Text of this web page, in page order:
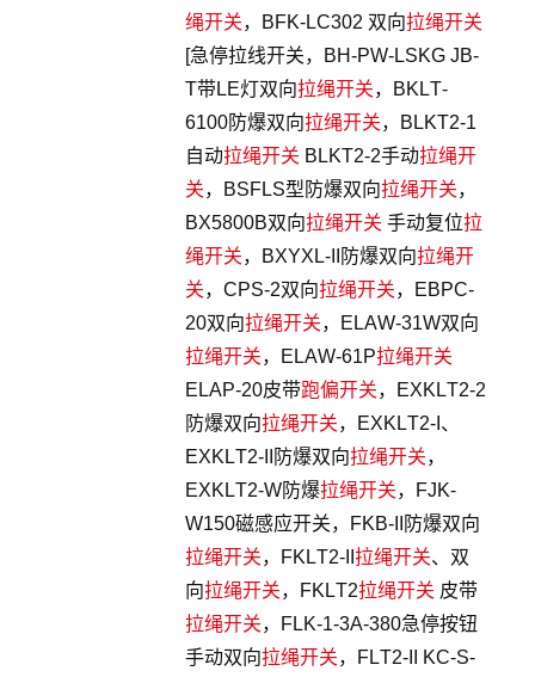
绳开关，BFK-LC302 双向拉绳开关
[急停拉线开关，BH-PW-LSKG JB-
T带LE灯双向拉绳开关，BKLT-
6100防爆双向拉绳开关，BLKT2-1
自动拉绳开关 BLKT2-2手动拉绳开
关，BSFLS型防爆双向拉绳开关，
BX5800B双向拉绳开关 手动复位拉
绳开关，BXYXL-II防爆双向拉绳开
关，CPS-2双向拉绳开关，EBPC-
20双向拉绳开关，ELAW-31W双向
拉绳开关，ELAW-61P拉绳开关
ELAP-20皮带跑偏开关，EXKLT2-2
防爆双向拉绳开关，EXKLT2-I、
EXKLT2-II防爆双向拉绳开关，
EXKLT2-W防爆拉绳开关，FJK-
W150磁感应开关，FKB-II防爆双向
拉绳开关，FKLT2-II 拉绳开关、双
向拉绳开关，FKLT2拉绳开关 皮带
拉绳开关，FLK-1-3A-380急停按钮
手动双向拉绳开关，FLT2-II KC-S-